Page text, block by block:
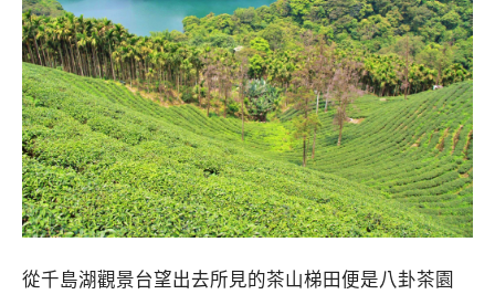
從千島湖觀景台望出去所見的茶山梯田便是八卦茶園